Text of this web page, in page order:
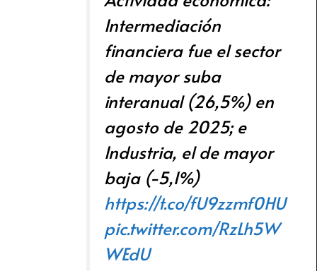
Intermediación
financiera fue el sector
de mayor suba
interanual (26,5%) en
agosto de 2025; e
Industria, el de mayor
baja (-5,1%)
https://t.co/fU9zzmf0HU
pic.twitter.com/RzLh5W
WEdU